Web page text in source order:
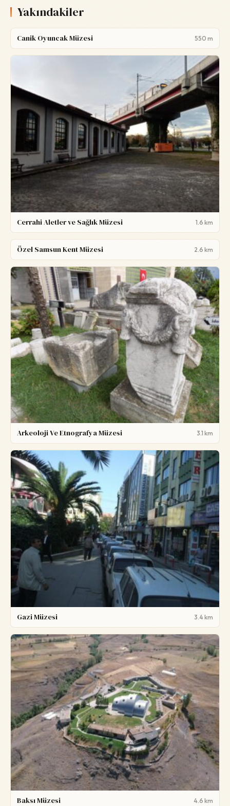
Yakındakiler
Canik Oyuncak Müzesi 550 m
Cerrahi Aletler ve Sağlık Müzesi 1.6 km
Özel Samsun Kent Müzesi 2.6 km
Arkeoloji Ve Etnografya Müzesi 3.1 km
Gazi Müzesi 3.4 km
Baksı Müzesi 4.6 km